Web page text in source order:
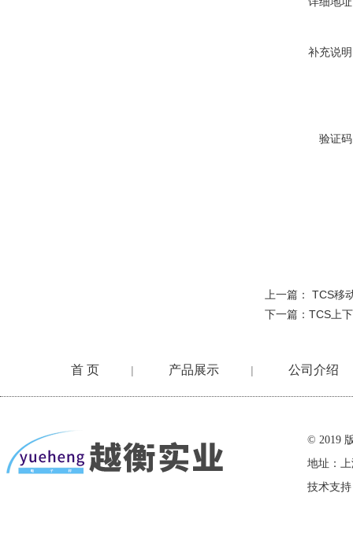
补充说
验证
上一篇： TCS移
下一篇： TCS上
首 页 | 产品展示 | 公司介绍
© 2019
地址：
技术支